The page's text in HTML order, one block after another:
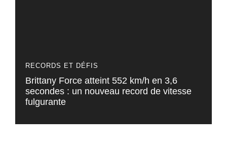
RECORDS ET DÉFIS
Brittany Force atteint 552 km/h en 3,6
secondes : un nouveau record de vitesse
fulgurante